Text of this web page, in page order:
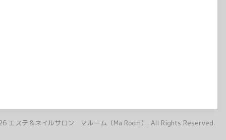
エステ＆ネイルサロン マルーム（Ma Room） . All Rights Reserved.